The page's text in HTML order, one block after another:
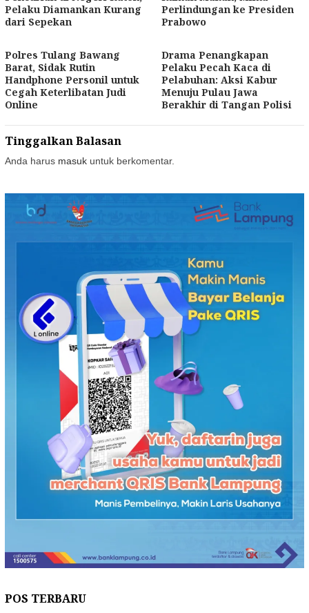
Pelaku Diamankan Kurang
dari Sepekan
Perlindungan ke Presiden
Prabowo
Polres Tulang Bawang
Barat, Sidak Rutin
Handphone Personil untuk
Cegah Keterlibatan Judi
Online
Drama Penangkapan
Pelaku Pecah Kaca di
Pelabuhan: Aksi Kabur
Menuju Pulau Jawa
Berakhir di Tangan Polisi
Tinggalkan Balasan
Anda harus masuk untuk berkomentar.
POS TERBARU